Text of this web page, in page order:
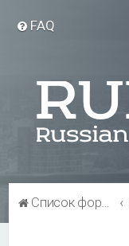
FAQ
Список форумов